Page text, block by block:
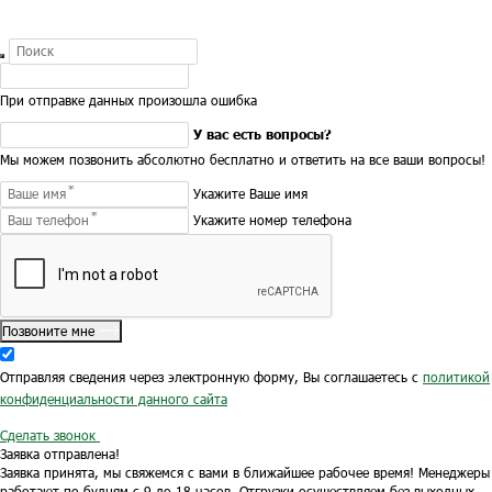
При отправке данных произошла ошибка
У вас есть вопросы?
Мы можем позвонить абсолютно бесплатно и ответить на все ваши вопросы!
Укажите Ваше имя
Укажите номер телефона
Позвоните мне
Отправляя сведения через электронную форму, Вы соглашаетесь с политикой
конфиденциальности данного сайта
Сделать звонок
Заявка отправлена!
Заявка принята, мы свяжемся с вами в ближайшее рабочее время! Менеджеры